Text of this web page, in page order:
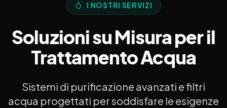
I NOSTRI SERVIZI
Soluzioni su Misura per il
Trattamento Acqua
Sistemi di purificazione avanzati e filtri
acqua progettati per soddisfare le esigenze